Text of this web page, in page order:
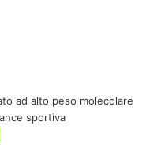
ad alto peso molecolare
sportiva